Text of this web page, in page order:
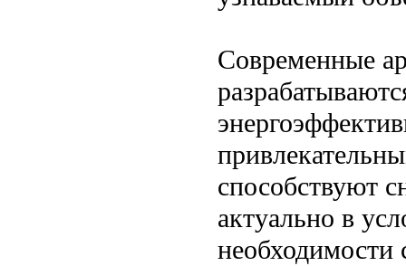
Современные
способствуют
актуально в
необходимости